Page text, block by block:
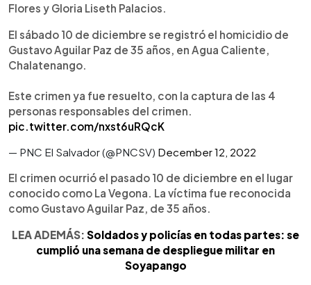
Flores y Gloria Liseth Palacios.
El sábado 10 de diciembre se registró el homicidio de
Gustavo Aguilar Paz de 35 años, en Agua Caliente,
Chalatenango.
Este crimen ya fue resuelto, con la captura de las 4
personas responsables del crimen.
pic.twitter.com/nxst6uRQcK
— PNC El Salvador (@PNCSV) December 12, 2022
El crimen ocurrió el pasado 10 de diciembre en el lugar
conocido como La Vegona. La víctima fue reconocida
como Gustavo Aguilar Paz, de 35 años.
LEA ADEMÁS: Soldados y policías en todas partes: se
cumplió una semana de despliegue militar en
Soyapango